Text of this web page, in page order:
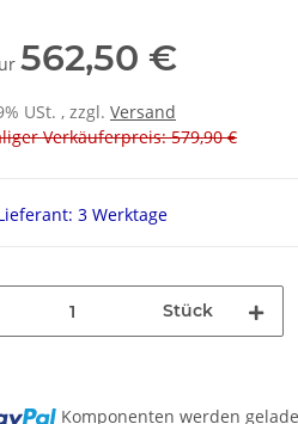
562,50 €
USt. , zzgl. Versand
Verkäuferpreis: 579,90 €
3 Werktage
Stück
Komponenten werden